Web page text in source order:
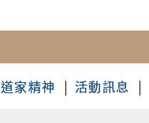
道家精神 活動訊息